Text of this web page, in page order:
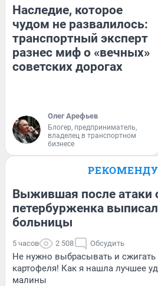
Наследие, которое
чудом не развалилось:
транспортный эксперт
разнес миф о «вечных»
советских дорогах
Олег Арефьев
Блогер, предприниматель,
владелец в транспортном
бизнесе
Выжившая после атаки
петербурженка
больницы
5 часов 2 508 Обсудить
Не нужно выбрасывать и
картофеля! Как я нашла лучшее
малины